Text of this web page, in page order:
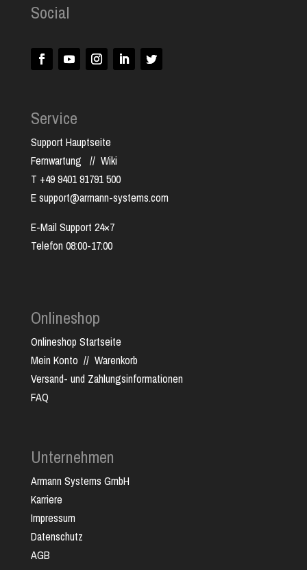
Social
Service
Support Hauptseite
Fernwartung // Wiki
T +49 9401 91791 500
E support@armann-systems.com
E-Mail Support 24×7
Telefon 08:00-17:00
Onlineshop
Onlineshop Startseite
Mein Konto // Warenkorb
Versand- und Zahlungsinformationen
FAQ
Unternehmen
Armann Systems GmbH
Karriere
Impressum
Datenschutz
AGB